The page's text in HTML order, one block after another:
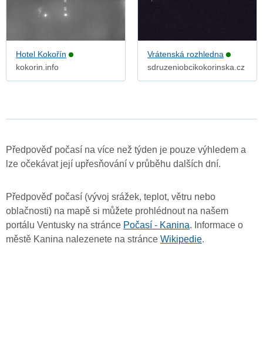
Hotel Kokořín
kokorin.info
Vrátenská rozhledna
sdruzeniobcikokorinska.cz
Předpověď počasí na více než týden je pouze výhledem a
lze očekávat její upřesňování v průběhu dalších dní.
Předpověď počasí (vývoj srážek, teplot, větru nebo
oblačnosti) na mapě si můžete prohlédnout na našem
portálu Ventusky na stránce Počasí - Kanina. Informace o
městě Kanina nalezenete na stránce Wikipedie.